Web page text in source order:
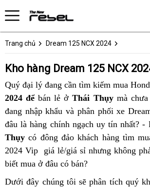
Trang chủ Dream 125 NCX 2024
Kho hàng Dream 125 NCX
Quý đại lý đang cần tìm kiếm mua
2024 đểbán lẻ ở Thái Thụymà chưa
đang nhập khẩu và phân phối xe
đâu là hàng chính ngạch uy tín nhất? -
Thụy có đông đảo khách hàng tìm
2024 Vip giá lẻ/giá sỉ nhưng không
biết mua ở đâu có bán?
Dưới đây chúng tôi sẽ phân tích quý